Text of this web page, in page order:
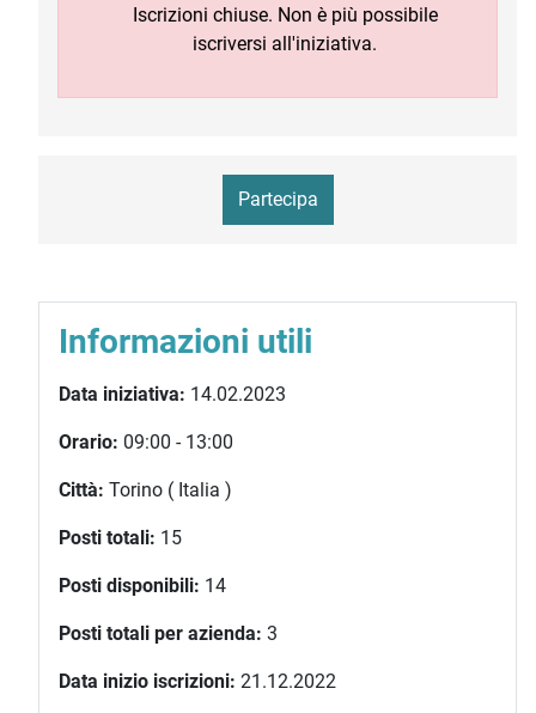
Iscrizioni chiuse. Non è più possibile
iscriversi all'iniziativa.
Partecipa
Informazioni utili
Data iniziativa: 14.02.2023
Orario: 09:00 - 13:00
Città: Torino ( Italia )
Posti totali: 15
Posti disponibili: 14
Posti totali per azienda: 3
Data inizio iscrizioni: 21.12.2022